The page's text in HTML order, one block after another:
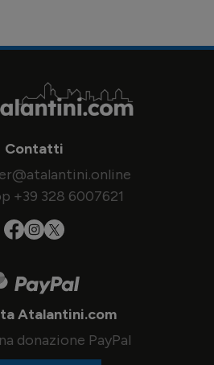
Contatti
+39 328 6007621
Atalantini.com
donazione PayPal